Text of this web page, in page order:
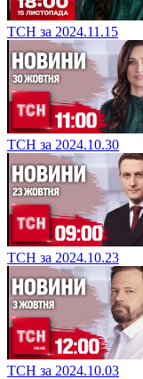
ТСН за 2024.11.15
ТСН за 2024.10.30
ТСН за 2024.10.23
ТСН за 2024.10.03